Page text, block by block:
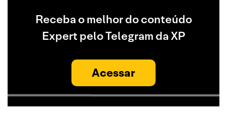
Receba o melhor do conteúdo
Expert pelo Telegram da XP
Acessar